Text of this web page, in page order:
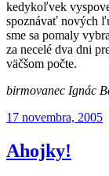
kedykoľvek
spoznávať nových
sme sa pomaly
za necelé dva dni
väčšom počte.
birmovanec Ignác
Publikované
17 novembra, 2005
Ahojky!